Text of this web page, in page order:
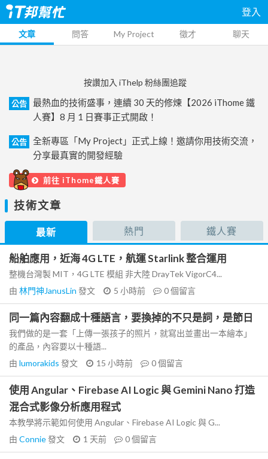
登入
文章 問答 My Project 徵才 聊天
按讚加入 iThelp 粉絲團追蹤
公告
最熱血的技術盛事，連續 30 天的修煉【2026 iThome 鐵
人賽】8 月 1 日賽事正式開啟！
公告
全新專區「My Project」正式上線！邀請你用技術交流，
分享最真實的開發經驗
前往 iThome鐵人賽
技術文章
最新 熱門 鐵人賽
船舶應用，近海 4G LTE，航運 Starlink 整合運用
整機台灣製 MIT，4G LTE 模組 非大陸 DrayTek VigorC4...
由 林門神JanusLin 發文 5 小時前 0個留言
同一篇內容翻成十種語言，要換掉的不只是詞，是節日
我們做的是一套「上傳一張孩子的照片，就寫出並畫出一本繪本」
的產品，內容要以十種語...
由 lumorakids 發文 15 小時前 0個留言
使用 Angular、Firebase AI Logic 與 Gemini Nano 打造
混合式影像分析應用程式
本教學將示範如何使用 Angular、Firebase AI Logic 與 G...
由 Connie發文 1 天前 0個留言